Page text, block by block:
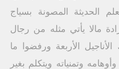
الحديثة المصونة بسياج
مالا يأتي مثله من رجال
الأناجيل الأربعة ورفضوا ما
وتمنياته ويتكلم بغير